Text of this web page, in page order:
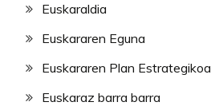
Euskaraldia
Euskararen Eguna
Euskararen Plan Estrategikoa
Euskaraz barra barra